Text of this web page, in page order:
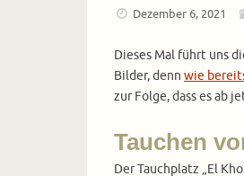
Dezember 6, 2021
Dieses Mal führt uns
Bilder, denn wie
zur Folge, dass es ab
Tauchen
Der Tauchplatz „El